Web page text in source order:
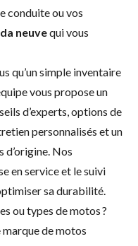
conduite ou vos
neuvequi vous
qu’un simple inventaire
vous propose un
d’experts, options de
personnalisés et un
d’origine. Nos
en service et le suivi
sa durabilité.
ou types de motos ?
marque de motos